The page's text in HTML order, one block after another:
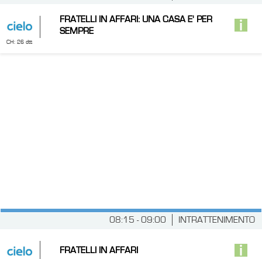
CH: 26 dtt
FRATELLI IN AFFARI: UNA CASA E' PER
SEMPRE
INTRATTENIMENTO
08:15 - 09:00
FRATELLI IN AFFARI